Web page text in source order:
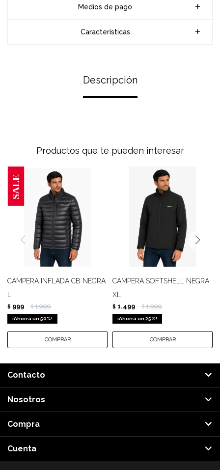
Medios de pago
Características
Descripción
Productos que te pueden interesar
CAMPERA INFLADA CB NEGRA
$ 999 $ 1.999
50
CAMPERA SOFTSHELL NEGRA
XL
$ 1.499 $ 1.999
25
Contacto
Nosotros
Compra
Cuenta